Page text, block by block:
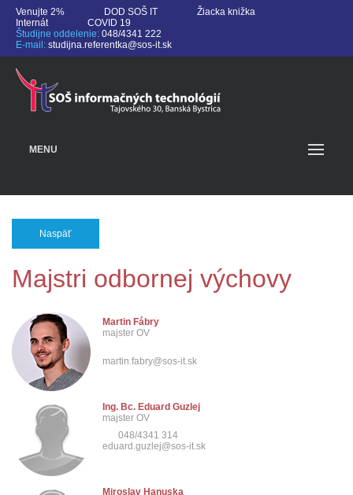
Venujte 2% DOD SOŠ IT
Žiacka knižka
Internát
COVID 19
Študijne oddelenie: 048/4341 222
E-mail: studijna.referentka@sos-it.sk
MENU
Naspäť
Majstri odbornej výchovy
Martin Fábry
majster OV
martin.fabry@sos-it.sk
Ing. Bc. Eduard Guzlej
majster OV
048/4341 314
eduard.guzlej@sos-it.sk
Miroslav Hanuska